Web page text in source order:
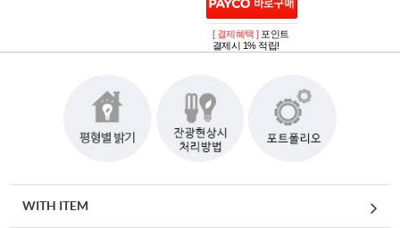
[ 결제혜택 ] 포인트
결제시 1% 적립!
WITH ITEM